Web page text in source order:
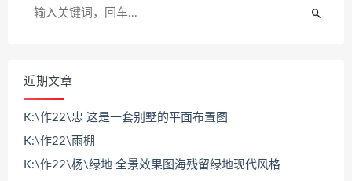
近期文章
K:\作22\忠 这是一套别墅的平面布置图
K:\作22\雨棚
K:\作22\杨\绿地 全景效果图海残留绿地现代风格